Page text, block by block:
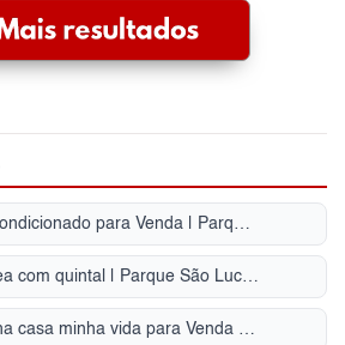
Sobrado com ar condicionado para Venda | Parque São Lucas
Alugar Casa Térrea com quintal | Parque São Lucas
Apartamento minha casa minha vida para Venda | Parque São Lucas